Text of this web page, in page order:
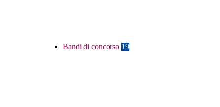
Bandi di concorso 19